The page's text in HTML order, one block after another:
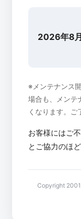
2026年8
※メンテナンス
場合も、メンテ
くなります。ご
お客様にはご
とご協力のほ
Copyright